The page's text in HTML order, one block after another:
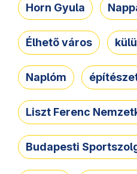
Horn Gyula
Élhető város
Naplóm
Liszt Ferenc
Budapesti